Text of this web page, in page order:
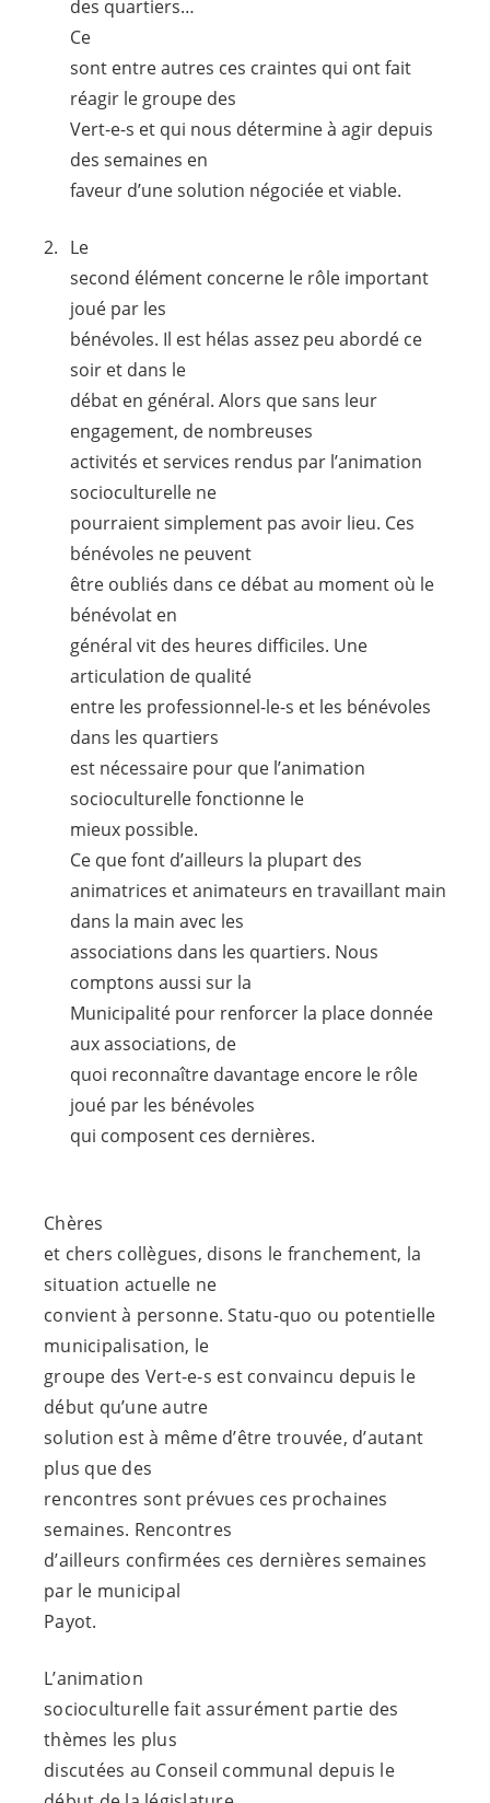
des quartiers…
Ce
sont entre autres ces craintes qui ont fait
réagir le groupe des
Vert-e-s et qui nous détermine à agir depuis
des semaines en
faveur d’une solution négociée et viable.
Le
second élément concerne le rôle important
joué par les
bénévoles. Il est hélas assez peu abordé ce
soir et dans le
débat en général. Alors que sans leur
engagement, de nombreuses
activités et services rendus par l’animation
socioculturelle ne
pourraient simplement pas avoir lieu. Ces
bénévoles ne peuvent
être oubliés dans ce débat au moment où le
bénévolat en
général vit des heures difficiles. Une
articulation de qualité
entre les professionnel-le-s et les bénévoles
dans les quartiers
est nécessaire pour que l’animation
socioculturelle fonctionne le
mieux possible.
Ce que font d’ailleurs la plupart des
animatrices et animateurs en travaillant main
dans la main avec les
associations dans les quartiers. Nous
comptons aussi sur la
Municipalité pour renforcer la place donnée
aux associations, de
quoi reconnaître davantage encore le rôle
joué par les bénévoles
qui composent ces dernières.
Chères
et chers collègues, disons le franchement, la
situation actuelle ne
convient à personne. Statu-quo ou potentielle
municipalisation, le
groupe des Vert-e-s est convaincu depuis le
début qu’une autre
solution est à même d’être trouvée, d’autant
plus que des
rencontres sont prévues ces prochaines
semaines. Rencontres
d’ailleurs confirmées ces dernières semaines
par le municipal
Payot.
L’animation
socioculturelle fait assurément partie des
thèmes les plus
discutées au Conseil communal depuis le